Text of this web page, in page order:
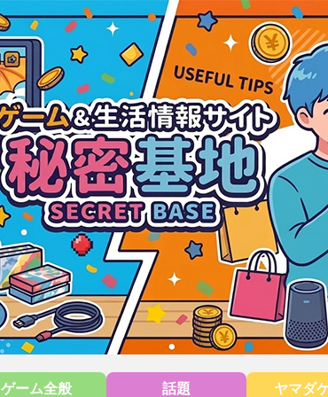
ゲーム全般 話題 ヤマダ